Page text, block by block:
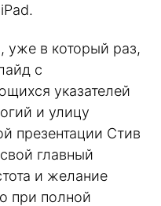
уже в который раз,
с
указателей
и улицу
презентации Стив
главный
и желание
при полной